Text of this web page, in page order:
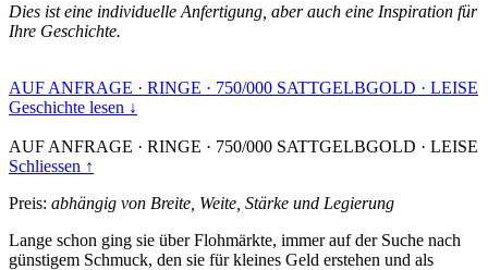
Dies ist eine individuelle Anfertigung, aber auch eine Inspiration für
Ihre Geschichte.
AUF ANFRAGE · RINGE · 750/000 SATTGELBGOLD · LEISE
Geschichte lesen ↓
AUF ANFRAGE · RINGE · 750/000 SATTGELBGOLD · LEISE
Schliessen ↑
Preis: abhängig von Breite, Weite, Stärke und Legierung
Lange schon ging sie über Flohmärkte, immer auf der Suche nach
günstigem Schmuck, den sie für kleines Geld erstehen und als